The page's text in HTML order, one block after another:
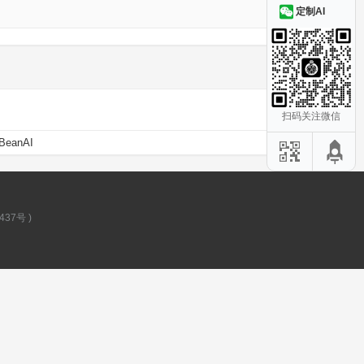
号)
定制AI
扫码关注微信